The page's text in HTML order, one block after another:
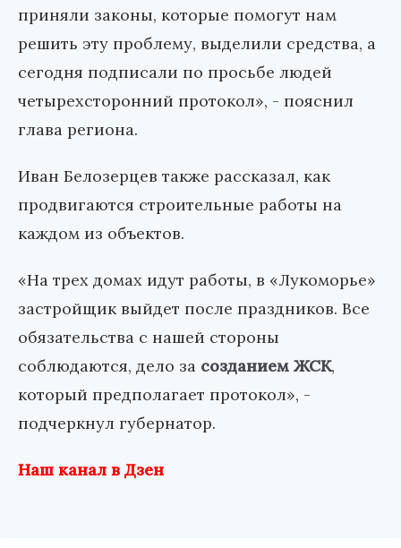
приняли законы, которые помогут нам
решить эту проблему, выделили средства, а
сегодня подписали по просьбе людей
четырехсторонний протокол», - пояснил
глава региона.
Иван Белозерцев также рассказал, как
продвигаются строительные работы на
каждом из объектов.
«На трех домах идут работы, в «Лукоморье»
застройщик выйдет после праздников. Все
обязательства с нашей стороны
соблюдаются, дело за созданием ЖСК,
который предполагает протокол», -
подчеркнул губернатор.
Наш канал в Дзен